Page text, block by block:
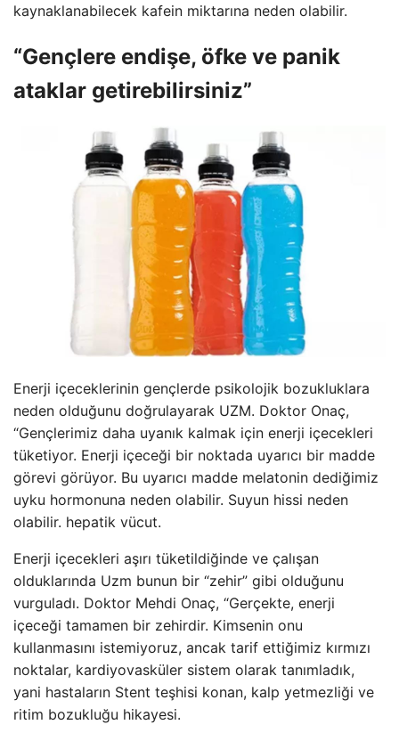
kaynaklanabilecek kafein miktarına neden olabilir.
“Gençlere endişe, öfke ve panik
ataklar getirebilirsiniz”
Enerji içeceklerinin gençlerde psikolojik bozukluklara
neden olduğunu doğrulayarak UZM. Doktor Onaç,
“Gençlerimiz daha uyanık kalmak için enerji içecekleri
tüketiyor. Enerji içeceği bir noktada uyarıcı bir madde
görevi görüyor. Bu uyarıcı madde melatonin dediğimiz
uyku hormonuna neden olabilir. Suyun hissi neden
olabilir. hepatik vücut.
Enerji içecekleri aşırı tüketildiğinde ve çalışan
olduklarında Uzm bunun bir “zehir” gibi olduğunu
vurguladı. Doktor Mehdi Onaç, “Gerçekte, enerji
içeceği tamamen bir zehirdir. Kimsenin onu
kullanmasını istemiyoruz, ancak tarif ettiğimiz kırmızı
noktalar, kardiyovasküler sistem olarak tanımladık,
yani hastaların Stent teşhisi konan, kalp yetmezliği ve
ritim bozukluğu hikayesi.